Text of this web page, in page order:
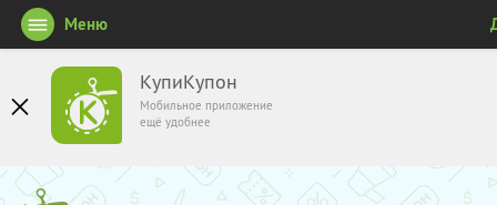
КупиКупон
Мобильное приложение
ещё удобнее
Меню